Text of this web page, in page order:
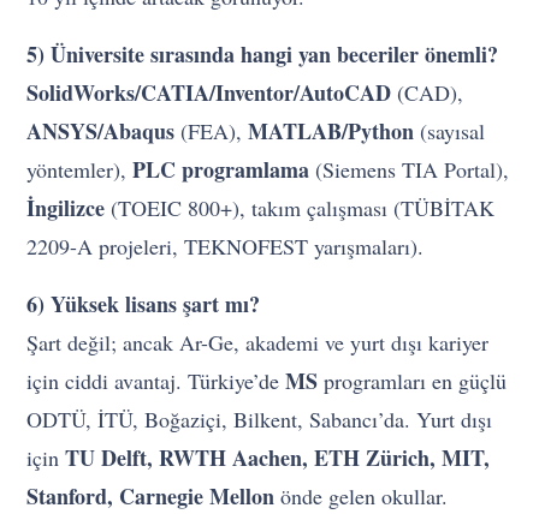
5) Üniversite sırasında hangi yan beceriler önemli?
SolidWorks/CATIA/Inventor/AutoCAD (CAD),
ANSYS/Abaqus (FEA),MATLAB/Python (sayısal
yöntemler),PLC programlama (Siemens TIA Portal),
İngilizce (TOEIC 800+), takım çalışması (TÜBİTAK
2209-A projeleri, TEKNOFEST yarışmaları).
6) Yüksek lisans şart mı?
Şart değil; ancak Ar-Ge, akademi ve yurt dışı kariyer
için ciddi avantaj. Türkiye’deMS programları en güçlü
ODTÜ, İTÜ, Boğaziçi, Bilkent, Sabancı’da. Yurt dışı
içinTU Delft, RWTH Aachen, ETH Zürich, MIT,
Stanford, Carnegie Mellon önde gelen okullar.